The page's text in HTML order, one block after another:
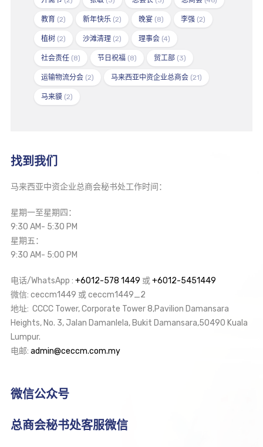
教育(2) 新年快乐 (2) 晚宴(8) 李强 (2)
植树(2) 沙滩清理(2) 理事会(4)
社会责任(8) 节日祝福(8) 贸工部(3)
运输物流分会(2) 马来西亚中资企业总商会(21)
马来貘(2)
找到我们
马来西亚中资企业总商会秘书处工作时间：
星期一至星期四：
9:30 AM- 5:30 PM
星期五：
9:30 AM- 5:00 PM
电话/WhatsApp : +6012-578 1449 或+6012-5451449
微信: ceccm1449 或 ceccm1449_2
地址: CCCC Tower, Corporate Tower 8,Pavilion Damansara
Heights, No. 3, Jalan Damanlela, Bukit Damansara,50490 Kuala
Lumpur.
电邮: admin@ceccm.com.my
微信公众号
总商会秘书处客服微信